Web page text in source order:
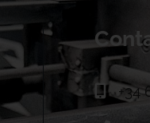
+34